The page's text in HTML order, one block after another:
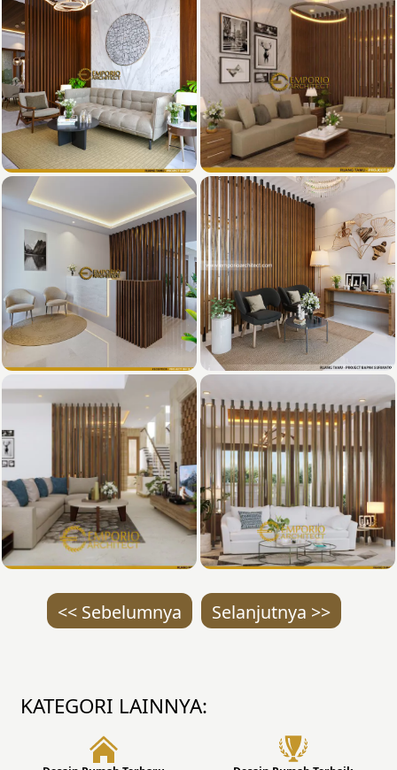
<< Sebelumnya Selanjutnya >>
KATEGORI LAINNYA: